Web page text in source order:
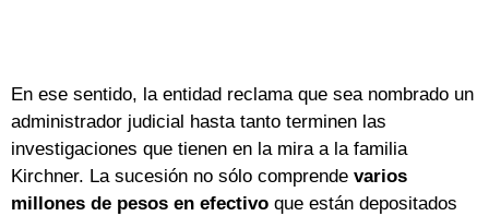
En ese sentido, la entidad reclama que sea nombrado un
administrador judicial hasta tanto terminen las
investigaciones que tienen en la mira a la familia
Kirchner. La sucesión no sólo comprende varios
millones de pesos en efectivo que están depositados